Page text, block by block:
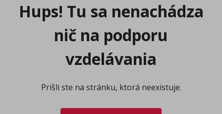
Hups! Tu sa nenachádza
nič na podporu
vzdelávania
Prišli ste na stránku, ktorá neexistuje.